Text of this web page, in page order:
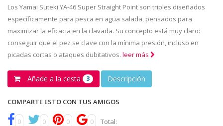
Los Yamai Suteki YA-46 Super Straight Point son triples diseñados
específicamente para pesca en agua salada, pensados para
maximizar la eficacia en la clavada. Su concepto está muy claro:
conseguir que el pez se clave con la mínima presión, incluso en
picadas cortas o ataques dubitativos. leer más
Añade a la cesta 3 Descripción
COMPARTE ESTO CON TUS AMIGOS
0 0 0 0 Total: